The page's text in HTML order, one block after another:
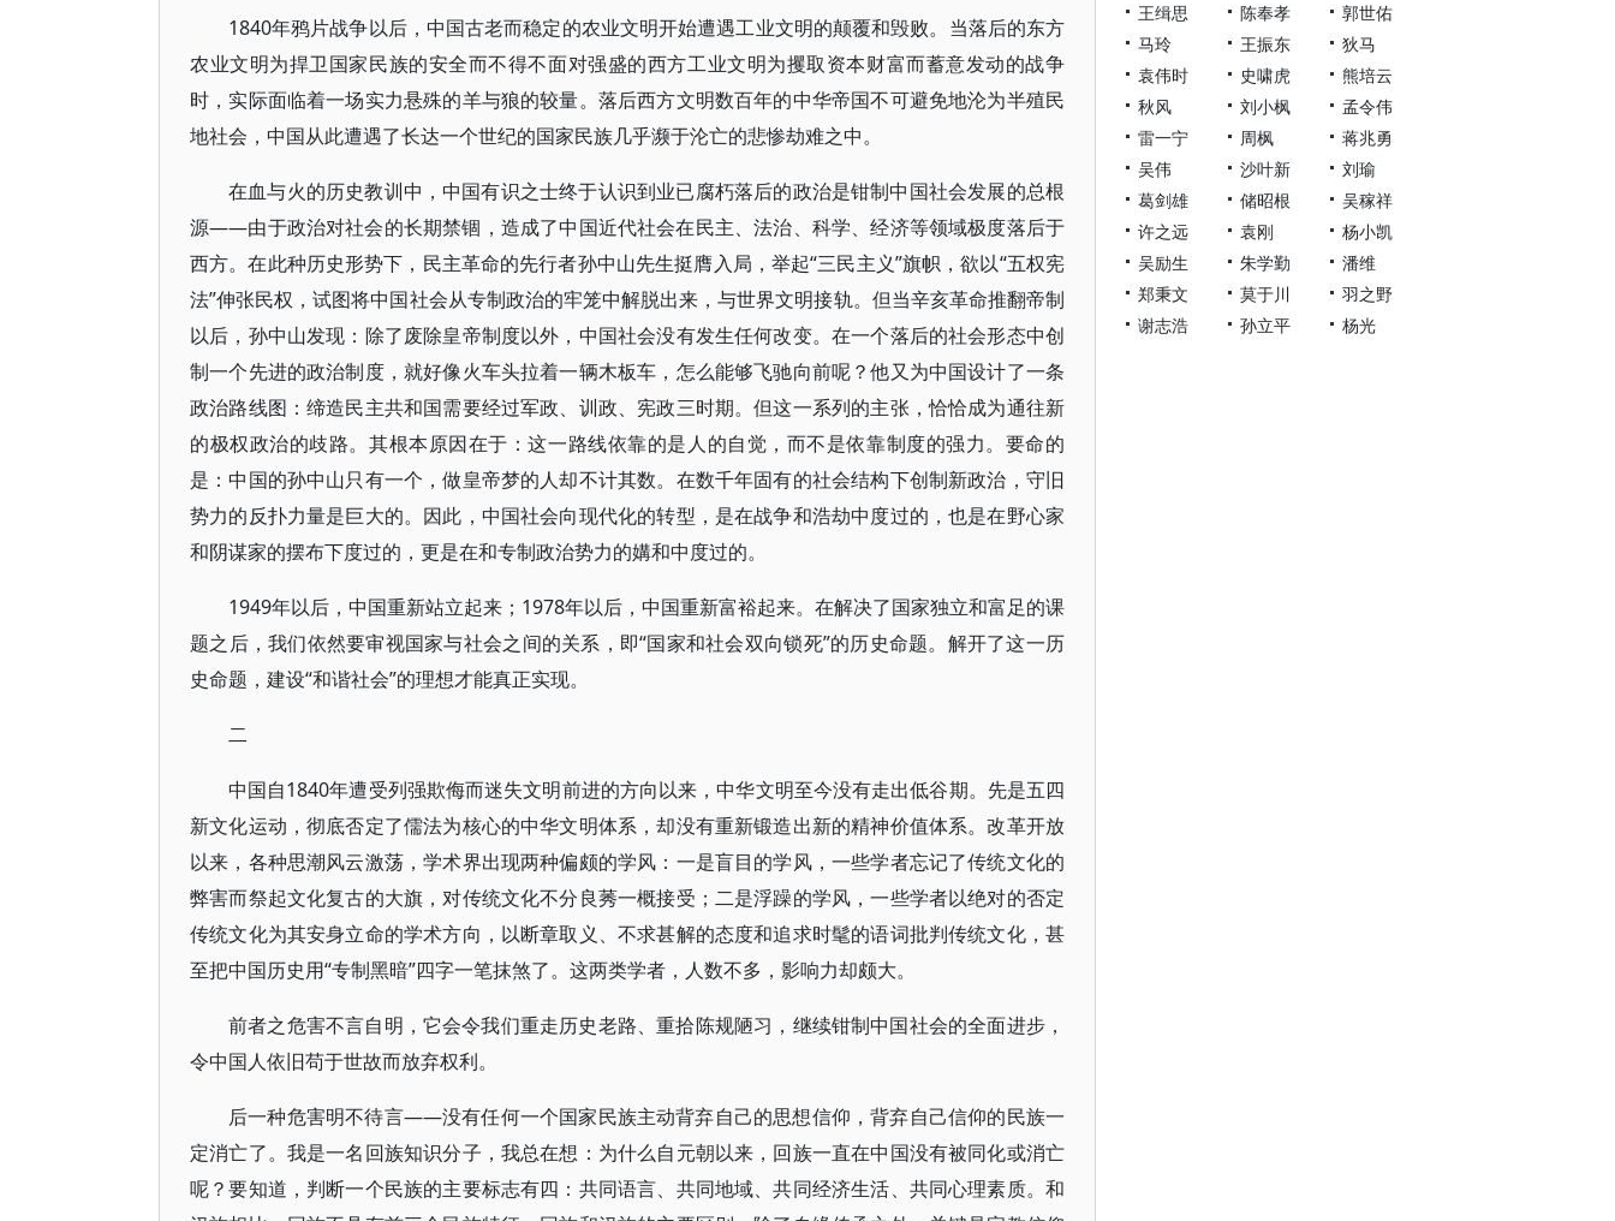
1840年鸦片战争以后，中国古老而稳定的农业文明开始遭遇工业文明的颠覆和毁败。当落后的东方
农业文明为捍卫国家民族的安全而不得不面对强盛的西方工业文明为攫取资本财富而蓄意发动的战争
时，实际面临着一场实力悬殊的羊与狼的较量。落后西方文明数百年的中华帝国不可避免地沦为半殖民
地社会，中国从此遭遇了长达一个世纪的国家民族几乎濒于沦亡的悲惨劫难之中。
在血与火的历史教训中，中国有识之士终于认识到业已腐朽落后的政治是钳制中国社会发展的总根
源——由于政治对社会的长期禁锢，造成了中国近代社会在民主、法治、科学、经济等领域极度落后于
西方。在此种历史形势下，民主革命的先行者孙中山先生挺膺入局，举起“三民主义”旗帜，欲以“五权宪
法”伸张民权，试图将中国社会从专制政治的牢笼中解脱出来，与世界文明接轨。但当辛亥革命推翻帝制
以后，孙中山发现：除了废除皇帝制度以外，中国社会没有发生任何改变。在一个落后的社会形态中创
制一个先进的政治制度，就好像火车头拉着一辆木板车，怎么能够飞驰向前呢？他又为中国设计了一条
政治路线图：缔造民主共和国需要经过军政、训政、宪政三时期。但这一系列的主张，恰恰成为通往新
的极权政治的歧路。其根本原因在于：这一路线依靠的是人的自觉，而不是依靠制度的强力。要命的
是：中国的孙中山只有一个，做皇帝梦的人却不计其数。在数千年固有的社会结构下创制新政治，守旧
势力的反扑力量是巨大的。因此，中国社会向现代化的转型，是在战争和浩劫中度过的，也是在野心家
和阴谋家的摆布下度过的，更是在和专制政治势力的媾和中度过的。
1949年以后，中国重新站立起来；1978年以后，中国重新富裕起来。在解决了国家独立和富足的课
题之后，我们依然要审视国家与社会之间的关系，即“国家和社会双向锁死”的历史命题。解开了这一历
史命题，建设“和谐社会”的理想才能真正实现。
二
中国自1840年遭受列强欺侮而迷失文明前进的方向以来，中华文明至今没有走出低谷期。先是五四
新文化运动，彻底否定了儒法为核心的中华文明体系，却没有重新锻造出新的精神价值体系。改革开放
以来，各种思潮风云激荡，学术界出现两种偏颇的学风：一是盲目的学风，一些学者忘记了传统文化的
弊害而祭起文化复古的大旗，对传统文化不分良莠一概接受；二是浮躁的学风，一些学者以绝对的否定
传统文化为其安身立命的学术方向，以断章取义、不求甚解的态度和追求时髦的语词批判传统文化，甚
至把中国历史用“专制黑暗”四字一笔抹煞了。这两类学者，人数不多，影响力却颇大。
前者之危害不言自明，它会令我们重走历史老路、重拾陈规陋习，继续钳制中国社会的全面进步，
令中国人依旧苟于世故而放弃权利。
后一种危害明不待言——没有任何一个国家民族主动背弃自己的思想信仰，背弃自己信仰的民族一
定消亡了。我是一名回族知识分子，我总在想：为什么自元朝以来，回族一直在中国没有被同化或消亡
呢？要知道，判断一个民族的主要标志有四：共同语言、共同地域、共同经济生活、共同心理素质。和
王缉思
陈奉孝
郭世佑
马玲
王振东
狄马
袁伟时
史啸虎
熊培云
秋风
刘小枫
孟令伟
雷一宁
周枫
蒋兆勇
吴伟
沙叶新
刘瑜
葛剑雄
储昭根
吴稼祥
许之远
袁刚
杨小凯
吴励生
朱学勤
潘维
郑秉文
莫于川
羽之野
谢志浩
孙立平 杨光